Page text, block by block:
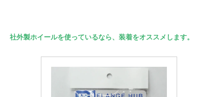
社外製ホイールを使っているなら、装着をオススメします。